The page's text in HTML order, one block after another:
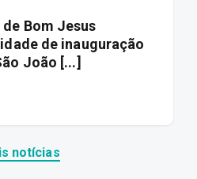
Bom Jesus
de inauguração
João [...]
notícias